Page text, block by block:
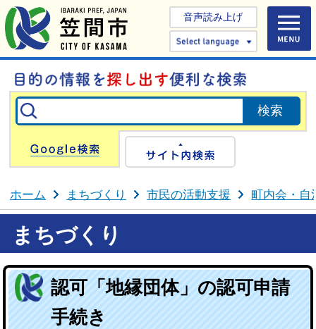
音声読み上げ
Select
Google検索
ホーム まちづくり 市民の活動支援 町内会・自
まちづくり
認可「地縁団体」の認可申請
手続き